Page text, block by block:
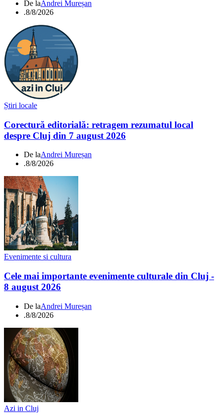
De laAndrei Mureșan
.8/8/2026
Știri locale
Corectură editorială: retragem rezumatul local
despre Cluj din 7 august 2026
De laAndrei Mureșan
.8/8/2026
Evenimente si cultura
Cele mai importante evenimente culturale din Cluj -
8 august 2026
De laAndrei Mureșan
.8/8/2026
Azi in Cluj